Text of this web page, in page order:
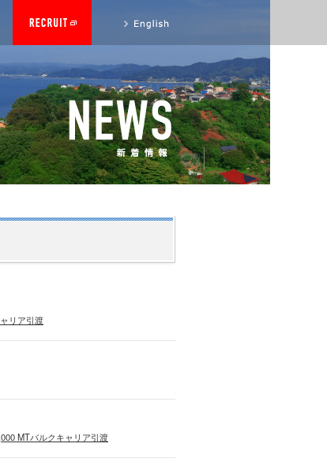
リア引渡
MTバルクキャリア引渡